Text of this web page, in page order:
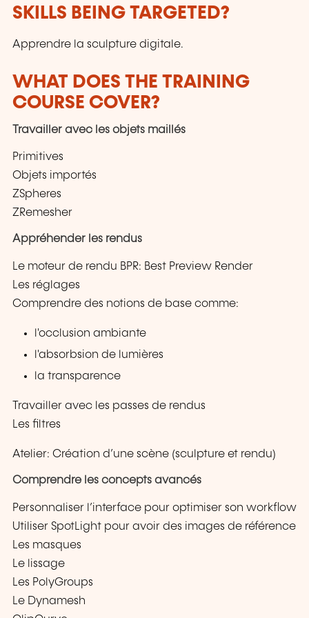
SKILLS BEING TARGETED?
Apprendre la sculpture digitale.
WHAT DOES THE TRAINING
COURSE COVER?
Travailler avec les objets maillés
Primitives
Objets importés
ZSpheres
ZRemesher
Appréhender les rendus
Le moteur de rendu BPR: Best Preview Render
Les réglages
Comprendre des notions de base comme:
l'occlusion ambiante
l'absorbsion de lumières
la transparence
Travailler avec les passes de rendus
Les filtres
Atelier: Création d’une scène (sculpture et rendu)
Comprendre les concepts avancés
Personnaliser l’interface pour optimiser son workflow
Utiliser SpotLight pour avoir des images de référence
Les masques
Le lissage
Les PolyGroups
Le Dynamesh